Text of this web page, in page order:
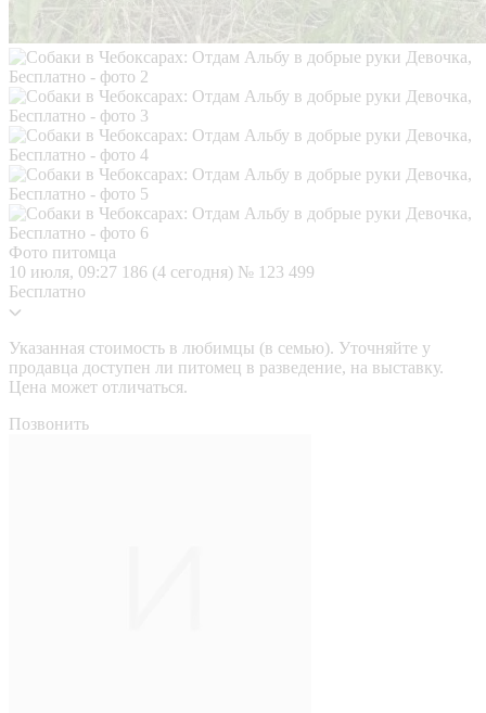
Фото питомца
10 июля, 09:27 186 (4 сегодня) № 123 499
Бесплатно
Указанная стоимость в любимцы (в семью). Уточняйте у
продавца доступен ли питомец в разведение, на выставку.
Цена может отличаться.
Позвонить